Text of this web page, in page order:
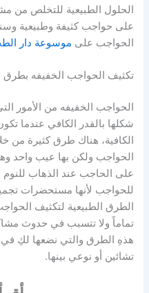
الحلول الطبيعية للتخلص من
على حواجب كثيفة وطبيعية
الحواجب على موسوعة دار
تكثيف الحواجب الخفيفه بطرق
الحواجب الخفيفه من الأمور
شكلها بالقدر الكافي عندما
الكافية، هناك طرق كثيرة من
الحواجب ولكن بها عيب واحد
على الحاجب عند الذهاب
للحواجب لأنها مستحضرات
الطرق الطبيعية لتكثيف
تماماً ولا تتسبب في حدوث
هذهِ الطرق والتي نضعها لكِ في
تشائين أو نوعي بينها.